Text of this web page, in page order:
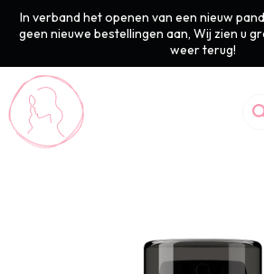
In verband het openen van een nieuw
geen nieuwe bestellingen aan, Wij zien u
weer terug!